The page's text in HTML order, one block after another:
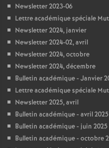
Newsletter 2023-06
Lettre académique spéciale
Newsletter 2024, janvier
Newsletter 2024-02, avril
Newsletter 2024, octobre
Newsletter 2024, décembre
Bulletin académique - Janvier
Lettre académique spéciale
Newsletter 2025, avril
Bulletin académique - avril 2025
Bulletin académique - juin 2025
Bulletin académique - octobre